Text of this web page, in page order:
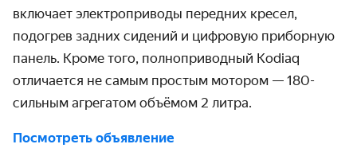
включает электроприводы передних кресел,
подогрев задних сидений и цифровую приборную
панель. Кроме того, полноприводный Kodiaq
отличается не самым простым мотором — 180-
сильным агрегатом объёмом 2 литра.
Посмотреть объявление